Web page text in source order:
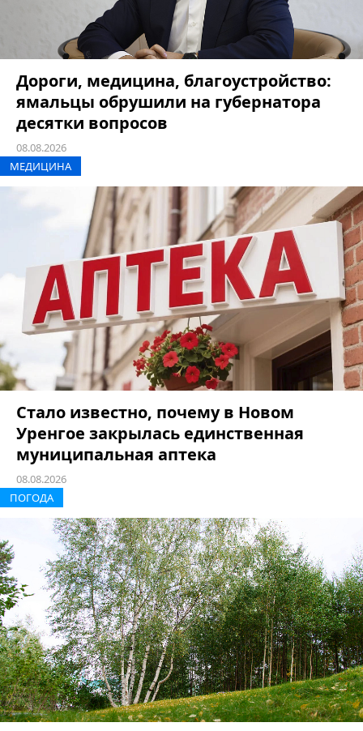
Дороги, медицина, благоустройство:
ямальцы обрушили на губернатора
десятки вопросов
08.08.2026
МЕДИЦИНА
Стало известно, почему в Новом
Уренгое закрылась единственная
муниципальная аптека
08.08.2026
ПОГОДА